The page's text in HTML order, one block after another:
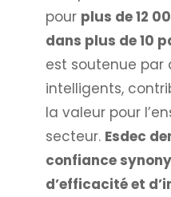
pour plus de 12
dans plus de 10
est soutenue par
intelligents,
la valeur pour
secteur. Esdec
confiance
d’efficacité et